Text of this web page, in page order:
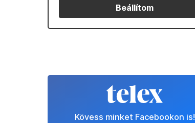
Beállítom
Kövess minket Facebookon is!